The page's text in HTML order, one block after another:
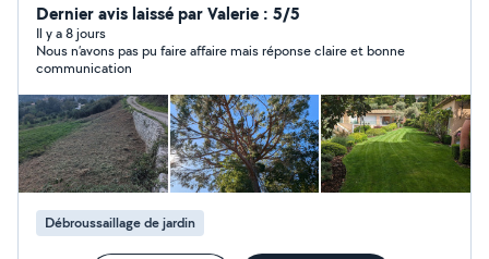
Débroussaillage, abattage et élagage . N'hésitez pas à
me contacter pour un devis gratuit .
Dernier avis laissé par Valerie : 5/5
Il y a 8 jours
Nous n’avons pas pu faire affaire mais réponse claire et bonne
communication
Débroussaillage de jardin